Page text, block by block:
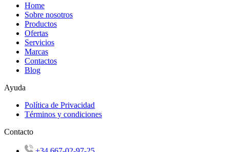
Home
Sobre nosotros
Productos
Ofertas
Servicios
Marcas
Contactos
Blog
Ayuda
Política de Privacidad
Términos y condiciones
Contacto